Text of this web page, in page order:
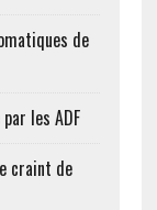
de
les ADF
craint de